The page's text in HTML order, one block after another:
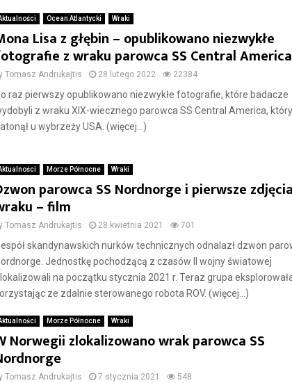
Ocean Atlantycki Wraki
Lisa z głębin – opublikowano niezwykłe
z wraku parowca SS Central America
Tomasz Andrukajtis 28 lutego 2022 22384
raz pierwszy opublikowano niezwykłe fotografie, które badacze
z wraku XIX-wiecznego parowca SS Central America, który
u wybrzeży USA. (więcej…)
Morze Północne Wraki
parowca SS Nordnorge i pierwsze
– film
Tomasz Andrukajtis 28 kwietnia 2021 701
skandynawskich nurków technicznych odnalazł dzwon
Jednostkę pochodzącą z czasów II wojny światowej
na początku stycznia 2021 r. Teraz grupa
ze zdalnie sterowanego robota ROV. (więcej…)
Morze Północne Wraki
Norwegii zlokalizowano wrak parowca SS
Tomasz Andrukajtis 7 stycznia 2021 548